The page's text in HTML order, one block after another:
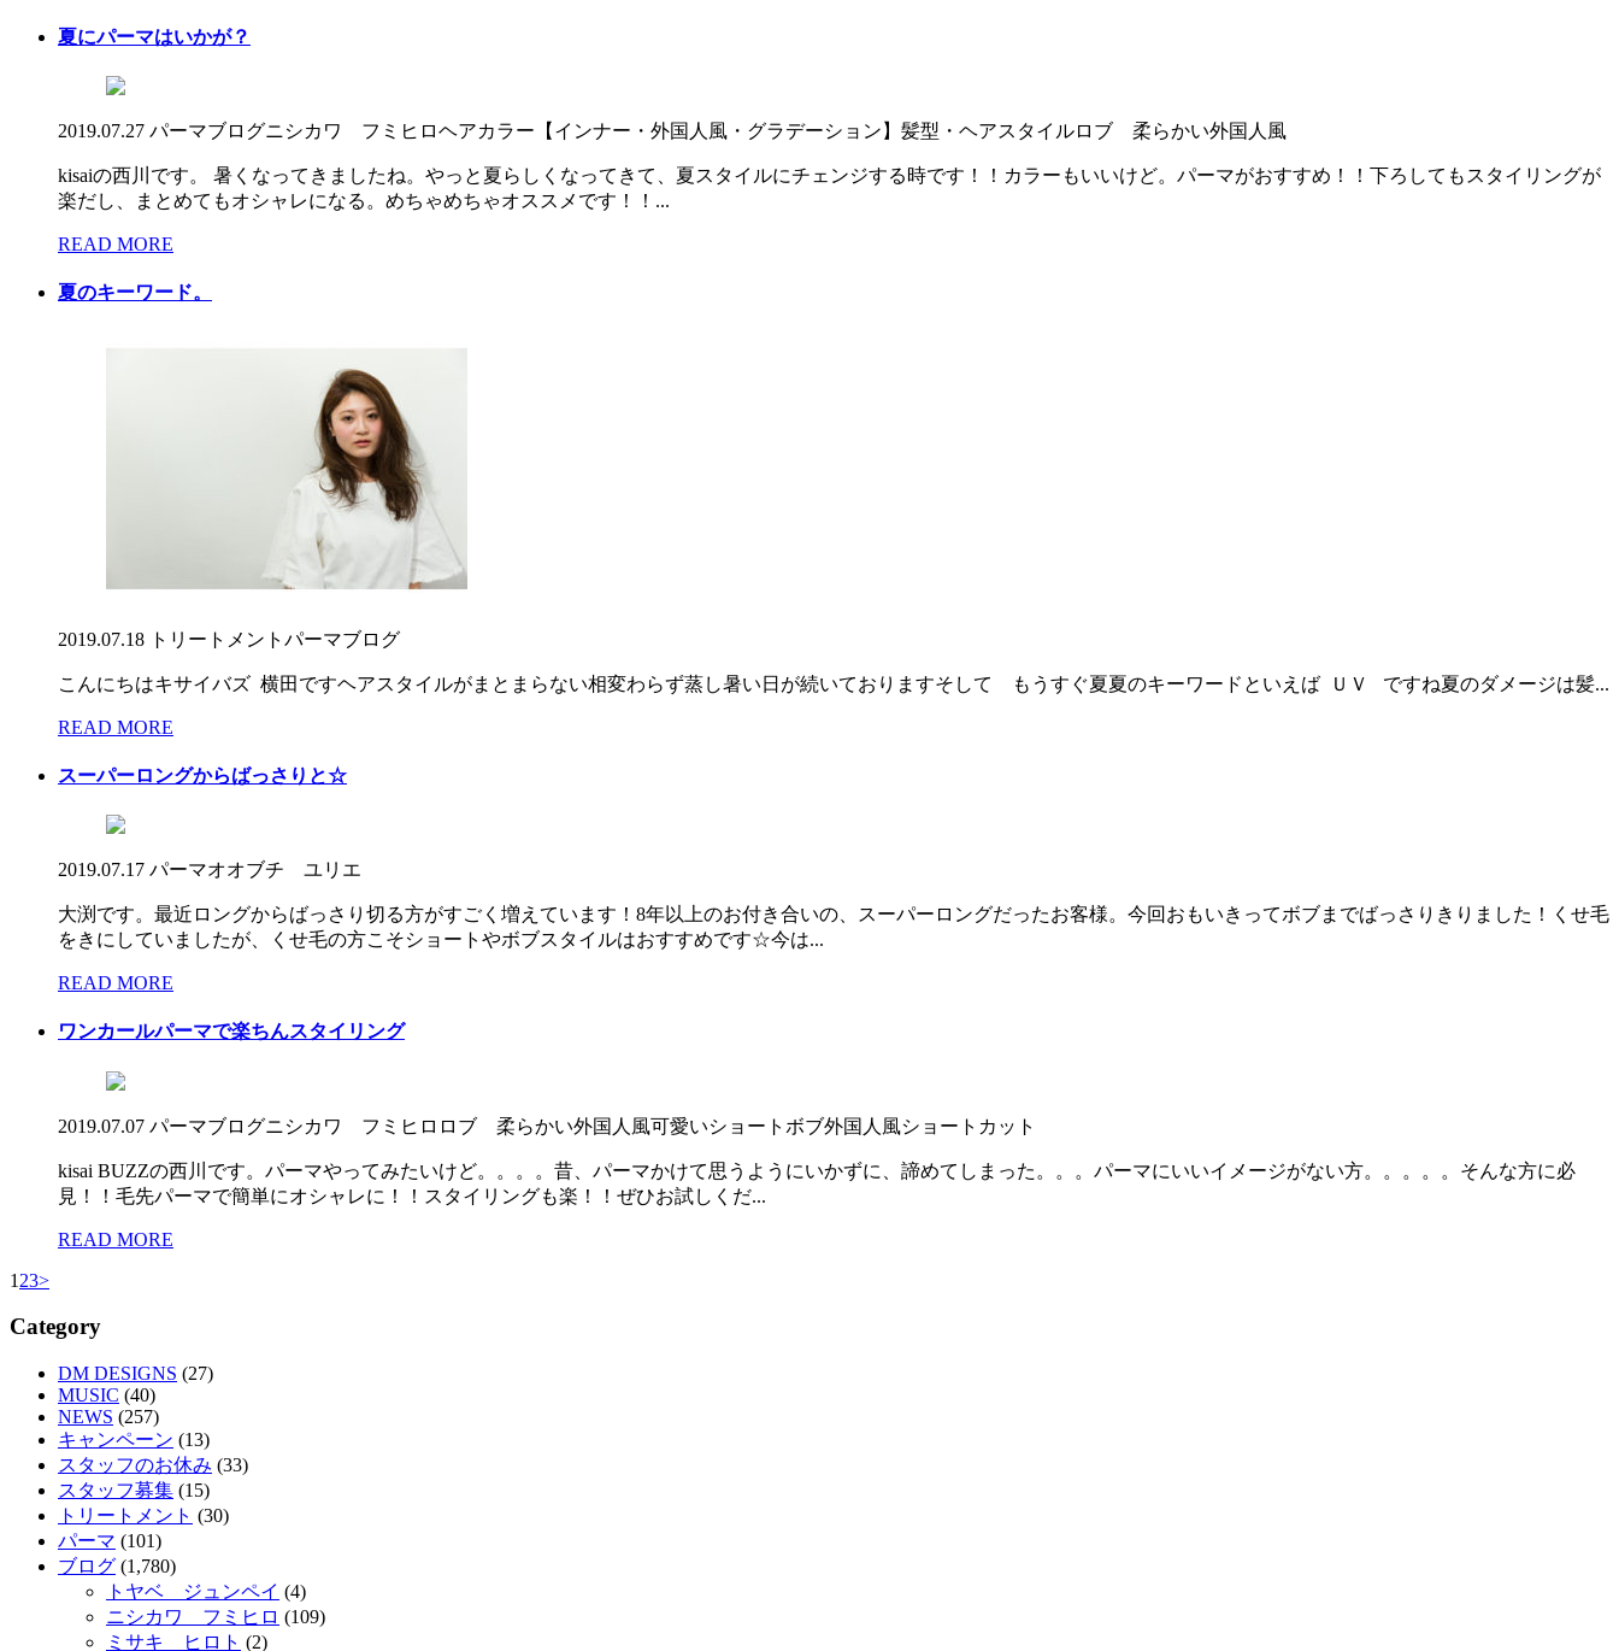
夏にパーマはいかが？
2019.07.27 パーマブログニシカワ フミヒロヘアカラー【インナー・外国人風・グラデーション】 髪型・ヘアスタイルロブ 柔らかい外国人風
kisaiの西川です。 暑くなってきましたね。やっと夏らしくなってきて、夏スタイルにチェンジする時です！！カラーもいいけど。パーマがおすすめ！！下ろしてもスタイリングが
楽だし、まとめてもオシャレになる。めちゃめちゃオススメです！！...
READ MORE
夏のキーワード。
2019.07.18 トリートメント パーマブログ
こんにちはキサイバズ 横田ですヘアスタイルがまとまらない相変わらず蒸し暑い日が続いておりますそして もうすぐ夏夏のキーワードといえば ＵＶ ですね夏のダメージは髪...
READ MORE
スーパーロングからばっさりと☆
2019.07.17 パーマオオブチ ユリエ
大渕です。最近ロングからばっさり切る方がすごく増えています！8年以上のお付き合いの、スーパーロングだったお客様。今回おもいきってボブまでばっさりきりました！くせ毛
をきにしていましたが、くせ毛の方こそショートやボブスタイルはおすすめです☆今は...
READ MORE
ワンカールパーマで楽ちんスタイリング
2019.07.07 パーマブログニシカワ フミヒロ ロブ 柔らかい外国人風可愛いショートボブ外国人風ショートカット
kisai BUZZの西川です。パーマやってみたいけど。。。。昔、パーマかけて思うようにいかずに、諦めてしまった。。。パーマにいいイメージがない方。。。。。そんな方に必
見！！毛先パーマで簡単にオシャレに！！スタイリングも楽！！ぜひお試しくだ...
READ MORE
1 23>
Category
DM DESIGNS (27)
MUSIC (40)
NEWS (257)
キャンペーン (13)
スタッフのお休み (33)
スタッフ募集 (15)
トリートメント (30)
パーマ (101)
ブログ (1,780)
トヤベ ジュンペイ (4)
ニシカワ フミヒロ (109)
ミサキ ヒロト (2)